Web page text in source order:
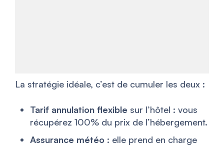
La stratégie idéale, c’est de cumuler les deux :
Tarif annulation flexible sur l’hôtel : vous
récupérez 100% du prix de l’hébergement.
Assurance météo : elle prend en charge